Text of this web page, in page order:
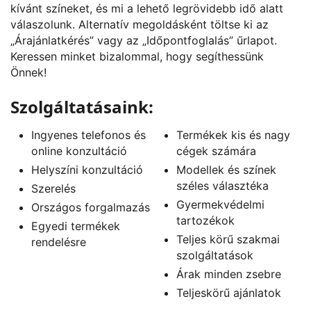
kívánt színeket, és mi a lehető legrövidebb idő alatt
válaszolunk. Alternatív megoldásként töltse ki az
„Árajánlatkérés” vagy az „Időpontfoglalás” űrlapot.
Keressen minket bizalommal, hogy segíthessünk
Önnek!
Szolgáltatásaink:
Ingyenes telefonos és
online konzultáció
Helyszíni konzultáció
Szerelés
Országos forgalmazás
Egyedi termékek
rendelésre
Termékek kis és nagy
cégek számára
Modellek és színek
széles választéka
Gyermekvédelmi
tartozékok
Teljes körű szakmai
szolgáltatások
Árak minden zsebre
Teljeskörű ajánlatok